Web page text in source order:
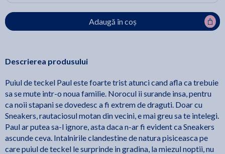
Adaugă în coș
Descrierea produsului
Puiul de teckel Paul este foarte trist atunci cand afla ca trebuie
sa se mute intr-o noua familie. Norocul ii surande insa, pentru
ca noii stapani se dovedesc a fi extrem de draguti. Doar cu
Sneakers, rautaciosul motan din vecini, e mai greu sa te intelegi.
Paul ar putea sa-l ignore, asta daca n-ar fi evident ca Sneakers
ascunde ceva. Intalnirile clandestine de natura pisiceasca pe
care puiul de teckel le surprinde in gradina, la miezul noptii, nu